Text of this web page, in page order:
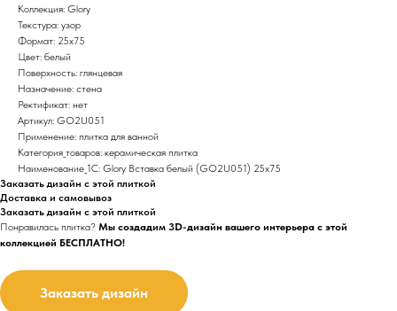
Коллекция: Glory
Текстура: узор
Формат: 25x75
Цвет: белый
Поверхность: глянцевая
Назначение: стена
Ректификат: нет
Артикул: GO2U051
Применение: плитка для ванной
Категория_товаров: керамическая плитка
Наименование_1С: Glory Вставка белый (GO2U051) 25x75
Заказать дизайн с этой плиткой
Доставка и самовывоз
Заказать дизайн с этой плиткой
Понравилась плитка? Мы создадим 3D-дизайн вашего интерьера с этой
коллекцией БЕСПЛАТНО!
Заказать дизайн